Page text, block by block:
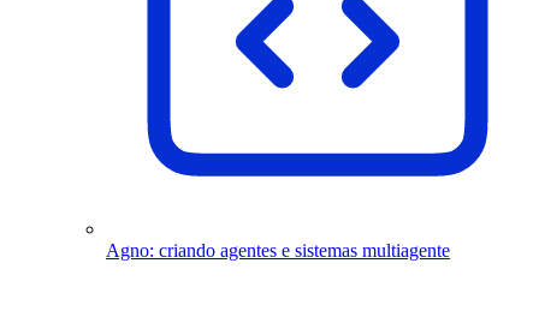
Agno: criando agentes e sistemas multiagente